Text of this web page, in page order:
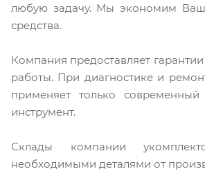
любую задачу. Мы экономим
средства.
Компания предоставляет
работы. При диагностике и
применяет только современный
инструмент.
Склады компании
необходимыми деталями от